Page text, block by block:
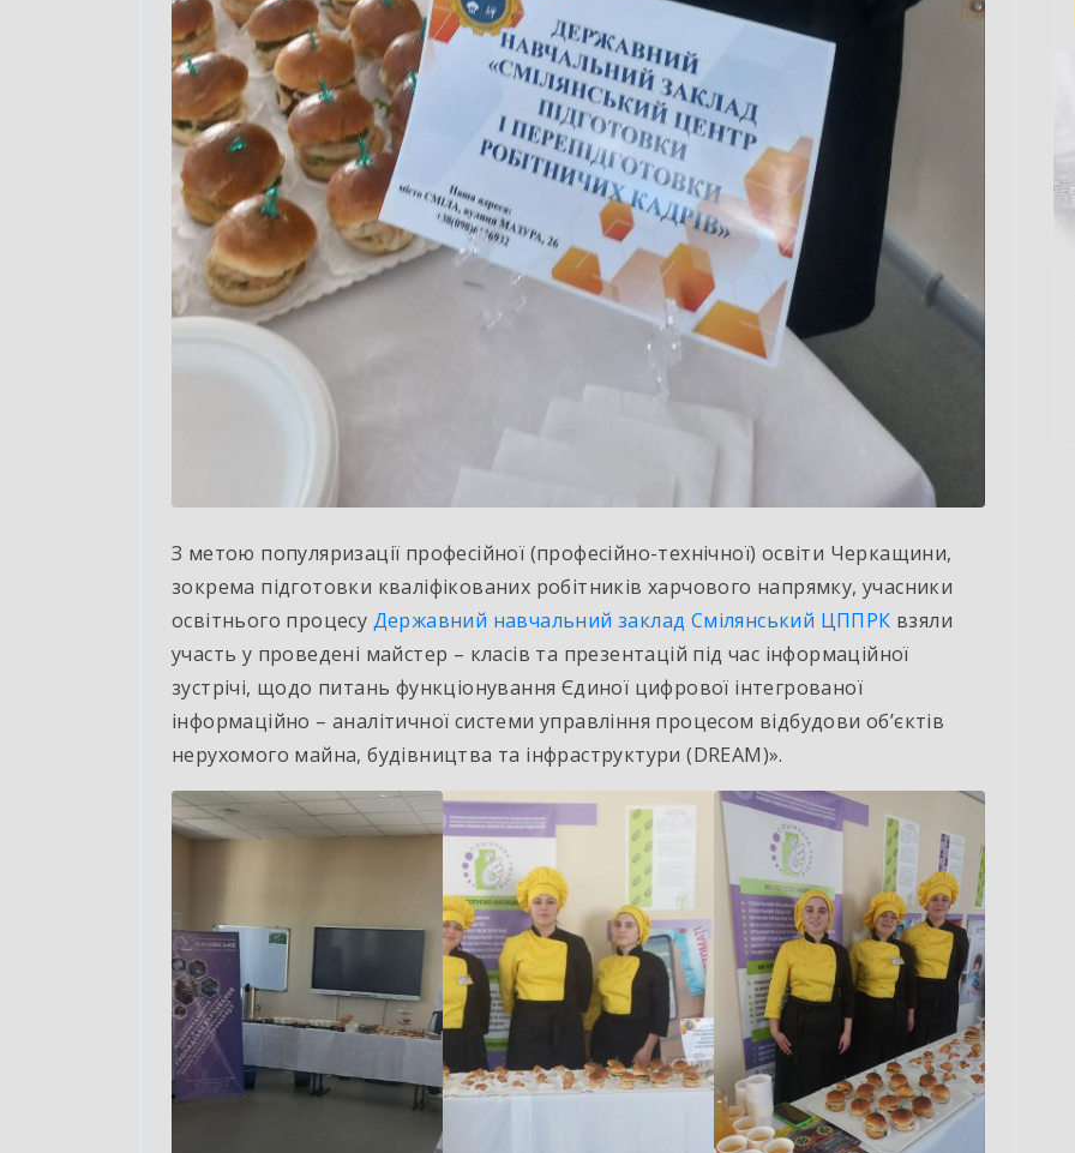
З метою популяризації професійної (професійно-технічної) освіти Черкащини,
зокрема підготовки кваліфікованих робітників харчового напрямку, учасники
освітнього процесу Державний навчальний заклад Смілянський ЦППРК взяли
участь у проведені майстер – класів та презентацій під час інформаційної
зустрічі, щодо питань функціонування Єдиної цифрової інтегрованої
інформаційно – аналітичної системи управління процесом відбудови об’єктів
нерухомого майна, будівництва та інфраструктури (DREAM)».